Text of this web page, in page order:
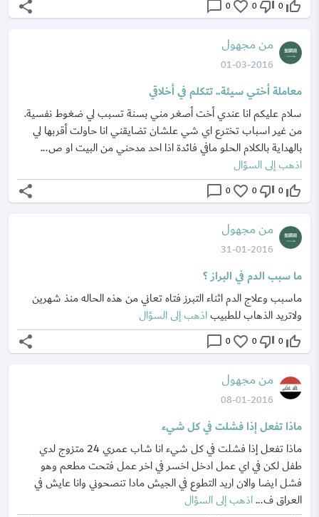
thumb_up_off_alt
0
thumb_down_off_alt
0
favorite_border
0
chat_bubble_outline
share
من مجهول
01-03-2016
معاملة أختي سيئة.. تتكلم في أخلاقي
سلام عليكم انا عندي أخت أصغر مني بسنة تسبب لي ضغوط نفسية.
من غير اسباب تخترع اي شي علشان تضايقني انا حاولت أقربها لي
بالهداية بالكلام الحلو مافي فائدة اذا احد مدحني من البيت او ص...
اذهب إلى السؤال
thumb_up_off_alt
0
thumb_down_off_alt
0
favorite_border
0
chat_bubble_outline
share
من مجهول
31-01-2016
ما سبب الدم في البراز ؟
ماسبب وعلاج الدم اثناء التبرز فتاه تعاني من هذه الحاله منذ شهرين
ولاتريد الذهاب للطبيباذهب إلى السؤال
thumb_up_off_alt
0
thumb_down_off_alt
0
favorite_border
0
chat_bubble_outline
share
من مجهول
08-01-2016
ماذا تفعل إذا فشلت في كل شيء
ماذا تفعل إذا فشلت في كل شيء انا شاب عمري 24 متزوج لدي
طفل لكن في اي عمل ادخل اخسر في اخر عمل فتحت مطعم وهو
فشل ايضا والان اريد التطوع في الجيش مادا تنصحوني وانا عايش في
العراق ف...اذهب إلى السؤال